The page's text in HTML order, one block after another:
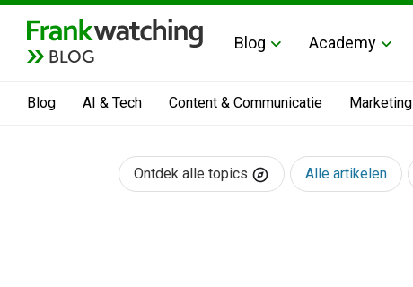
BLOG
Blog Academy
Blog AI & Tech Content & Communicatie Marketing
Ontdek alle topics Alle artikelen